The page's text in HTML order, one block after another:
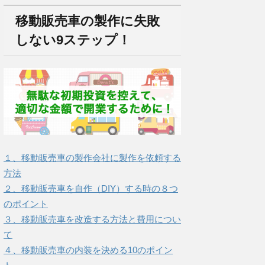
移動販売車の製作に失敗
しない9ステップ！
１、移動販売車の製作会社に製作を依頼する
方法
２、移動販売車を自作（DIY）する時の８つ
のポイント
３、移動販売車を改造する方法と費用につい
て
４、移動販売車の内装を決める10のポイン